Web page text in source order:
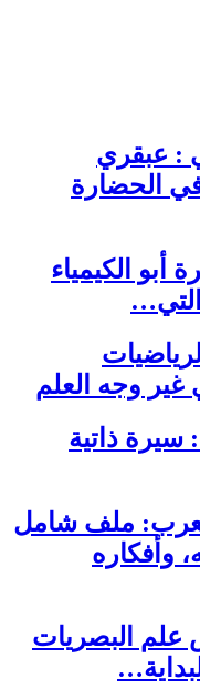
: عبقري
في الحضارة
أبو الكيمياء
التي…
غير وجه العلم
: سيرة ذاتية
ملف شامل
وأفكاره
علم البصريات